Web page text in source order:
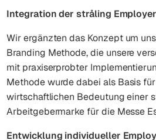
Integration der stråling
Wir ergänzten das Konzept um
Branding Methode, die unsere
mit praxiserprobter
Methode wurde dabei als Basis
wirtschaftlichen Bedeutung einer
Arbeitgebermarke für die Messe
Entwicklung individueller